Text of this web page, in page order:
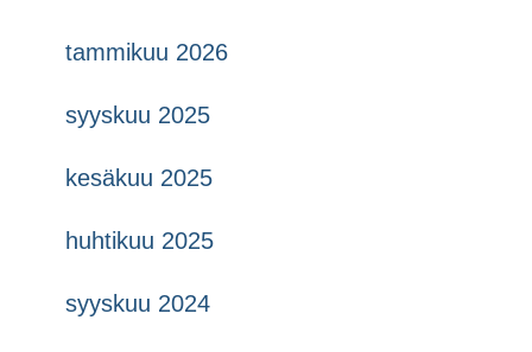
tammikuu 2026
syyskuu 2025
kesäkuu 2025
huhtikuu 2025
syyskuu 2024